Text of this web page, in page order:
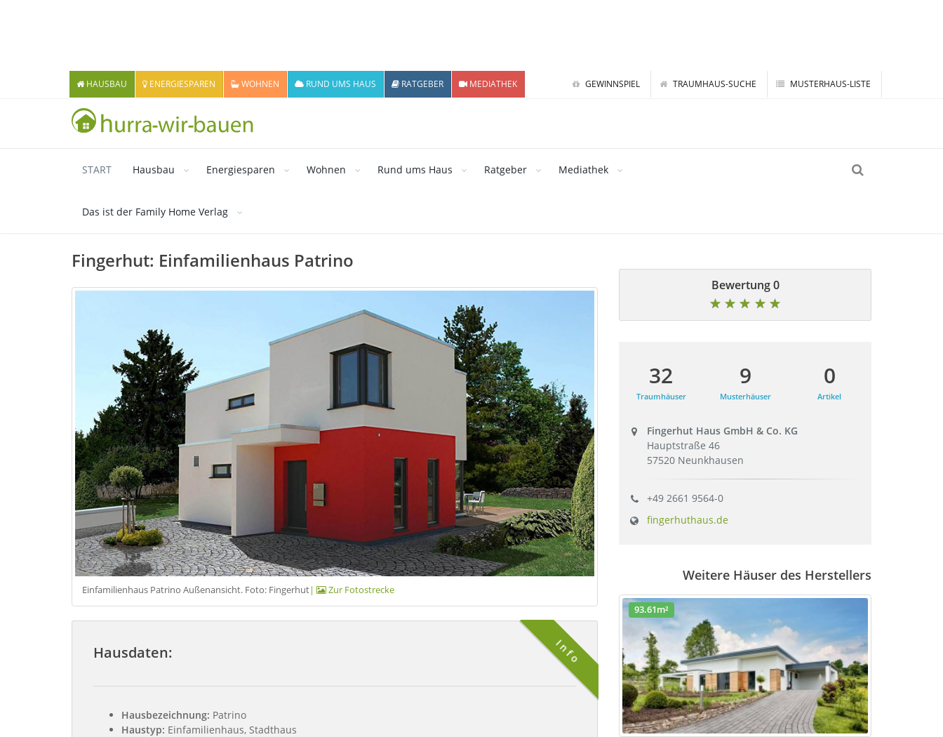
GEWINNSPIEL TRAUMHAUS-SUCHE MUSTERHAUS-LISTE
HAUSBAU ENERGIESPAREN WOHNEN RUND UMS HAUS RATGEBER MEDIATHEK
START Hausbau Energiesparen Wohnen Rund ums Haus Ratgeber Mediathek
Das ist der Family Home Verlag
Fingerhut: Einfamilienhaus Patrino
Einfamilienhaus Patrino Außenansicht. Foto: Fingerhut| Zur Fotostrecke
Info
Hausdaten:
Hausbezeichnung: Patrino
Haustyp: Einfamilienhaus, Stadthaus
0 Bewertung
★
★
★
★
★
32
Traumhäuser
9
Musterhäuser
0
Artikel
Fingerhut Haus GmbH & Co. KG
Hauptstraße 46
57520 Neunkhausen
+49 2661 9564-0
fingerhuthaus.de
Weitere Häuser des Herstellers
93.61m²